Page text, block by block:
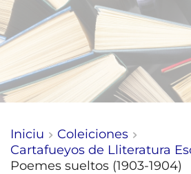
Iniciu
Coleiciones
Cartafueyos de Lliteratura
Poemes sueltos (1903-1904)